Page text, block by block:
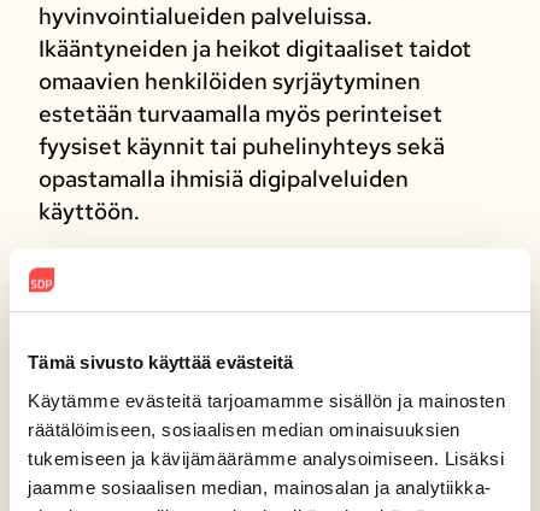
Tämä sivusto käyttää evästeitä
Käytämme evästeitä tarjoamamme sisällön ja mainosten
räätälöimiseen, sosiaalisen median ominaisuuksien
tukemiseen ja kävijämäärämme analysoimiseen. Lisäksi
jaamme sosiaalisen median, mainosalan ja analytiikka-
hyvinvointialueiden palveluissa.
Ikääntyneiden ja heikot digitaaliset taidot
omaavien henkilöiden syrjäytyminen
estetään turvaamalla myös perinteiset
fyysiset käynnit tai puhelinyhteys sekä
opastamalla ihmisiä digipalveluiden
käyttöön.
päästävä kahdessa viikossa
kaikkialla Suomessa.
Omalääkäri- ja omahoitajamalli
on otettava käyttöön
perusterveydenhuollossa.